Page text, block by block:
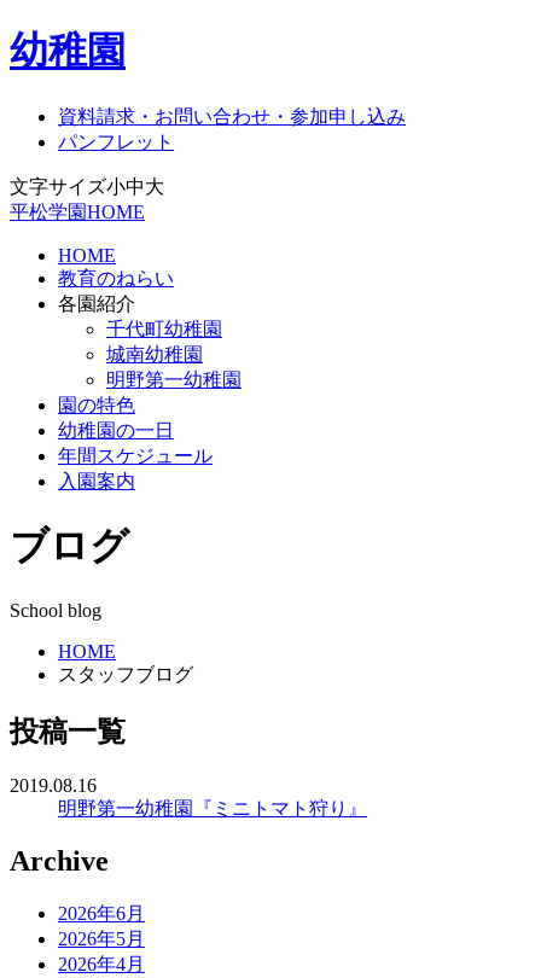
幼稚園
資料請求・お問い合わせ・参加申し込み
パンフレット
文字サイズ小中大
平松学園HOME
HOME
教育のねらい
各園紹介
千代町幼稚園
城南幼稚園
明野第一幼稚園
園の特色
幼稚園の一日
年間スケジュール
入園案内
ブログ
School blog
HOME
スタッフブログ
投稿一覧
2019.08.16
明野第一幼稚園『ミニトマト狩り』
Archive
2026年6月
2026年5月
2026年4月